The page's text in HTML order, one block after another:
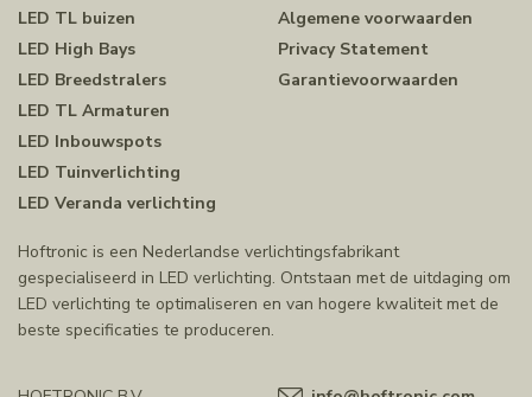
LED TL buizen
LED High Bays
LED Breedstralers
LED TL Armaturen
LED Inbouwspots
LED Tuinverlichting
LED Veranda verlichting
Algemene voorwaarden
Privacy Statement
Garantievoorwaarden
Hoftronic is een Nederlandse verlichtingsfabrikant
gespecialiseerd in LED verlichting. Ontstaan met de uitdaging om
LED verlichting te optimaliseren en van hogere kwaliteit met de
beste specificaties te produceren.